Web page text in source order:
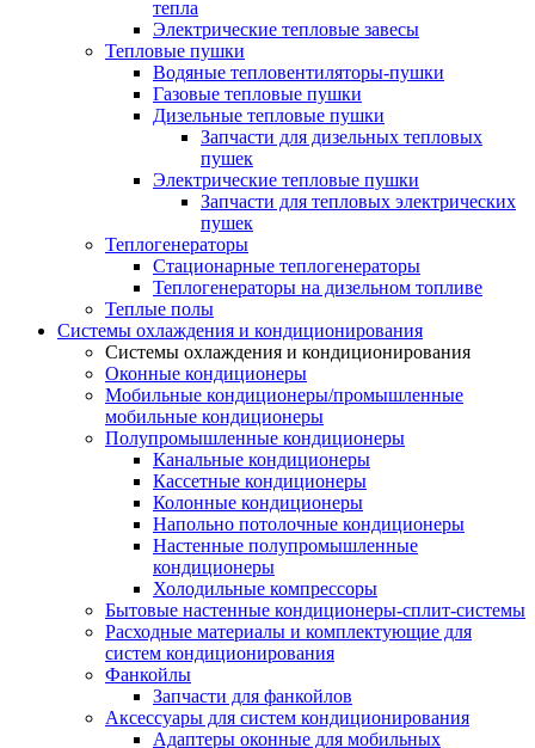
тепла
Электрические тепловые завесы
Тепловые пушки
Водяные тепловентиляторы-пушки
Газовые тепловые пушки
Дизельные тепловые пушки
Запчасти для дизельных тепловых
пушек
Электрические тепловые пушки
Запчасти для тепловых электрических
пушек
Теплогенераторы
Cтационарные теплогенераторы
Теплогенераторы на дизельном топливе
Теплые полы
Системы охлаждения и кондиционирования
Системы охлаждения и кондиционирования
Оконные кондиционеры
Мобильные кондиционеры/промышленные
мобильные кондиционеры
Полупромышленные кондиционеры
Канальные кондиционеры
Кассетные кондиционеры
Колонные кондиционеры
Напольно потолочные кондиционеры
Настенные полупромышленные
кондиционеры
Холодильные компрессоры
Бытовые настенные кондиционеры-сплит-системы
Расходные материалы и комплектующие для
систем кондиционирования
Фанкойлы
Запчасти для фанкойлов
Аксессуары для систем кондиционирования
Адаптеры оконные для мобильных